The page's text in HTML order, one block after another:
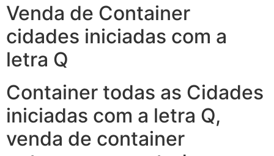
Venda de Container
cidades iniciadas com a
letra Q
Container todas as Cidades
iniciadas com a letra Q,
venda de container